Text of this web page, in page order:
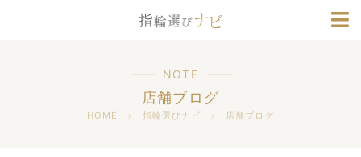
ブランド情報
NOTE
店舗ブログ
HOME 指輪選びナビ 店舗ブログ